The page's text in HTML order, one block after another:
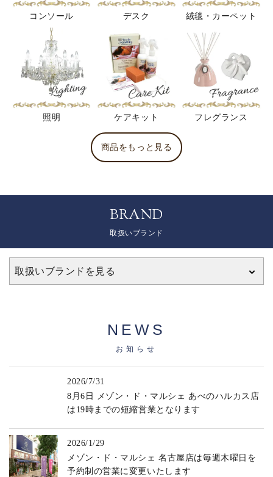
コンソール デスク 絨毯・カーペット
照明 ケアキット フレグランス
商品をもっと見る
BRAND
取扱いブランド
取扱いブランドを見る
NEWS
お知らせ
2026/7/31
8月6日 メゾン・ド・マルシェ あべのハルカス店
は19時までの短縮営業となります
2026/1/29
メゾン・ド・マルシェ 名古屋店は毎週木曜日を
予約制の営業に変更いたします